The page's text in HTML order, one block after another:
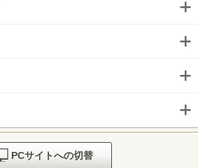
PCサイトへの切替